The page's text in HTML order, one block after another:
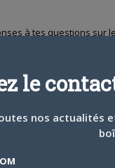
à tes questions sur
fnac, ils en vendent.
le
nos actualités